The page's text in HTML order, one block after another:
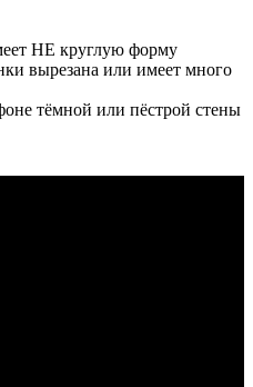
НЕ круглую форму
вырезана или имеет много
тёмной или пёстрой стены